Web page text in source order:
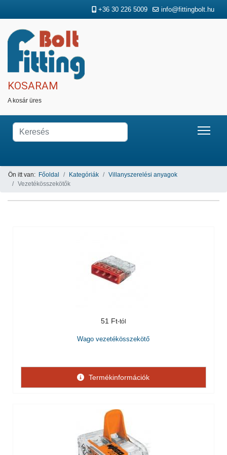
+36 30 226 5009 info@fittingbolt.hu
KOSARAM
A kosár üres
Ön itt van: Főoldal Kategóriák
Villanyszerelési anyagok
Vezetékösszekötők
51 Ft
Wago vezetékösszekötő
Termékinformációk